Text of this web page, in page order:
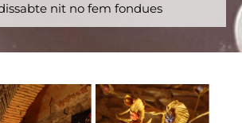
nit no fem fondues